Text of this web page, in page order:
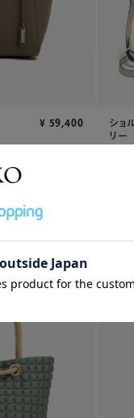
¥ 59,400
ショ
リー